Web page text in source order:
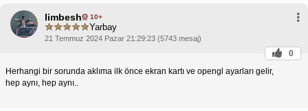
limbesh 10+
Yarbay
21 Temmuz 2024 Pazar 21:29:23 (5743 mesaj)
0
Herhangi bir sorunda aklıma ilk önce ekran kartı ve opengl ayarları gelir,
hep aynı, hep aynı..